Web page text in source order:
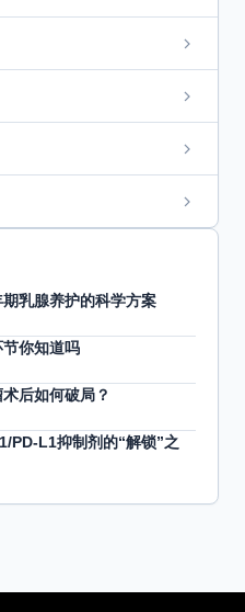
乳腺养护的科学方案
你知道吗
后如何破局？
PD-L1抑制剂的“解锁”之